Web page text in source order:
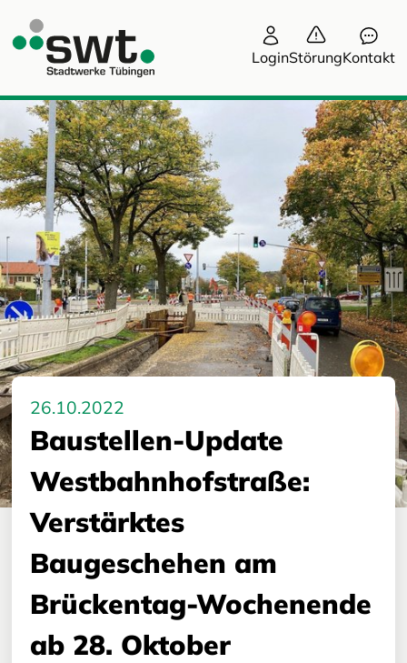
LoginStörungKontakt
26.10.2022
Baustellen-Update
Westbahnhofstraße:
Verstärktes
Baugeschehen am
Brückentag-Wochenende
ab 28. Oktober